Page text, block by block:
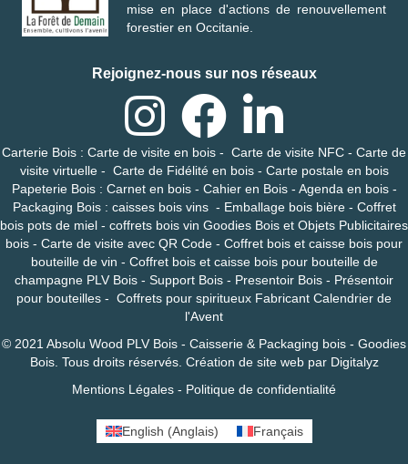
mise en place d'actions de renouvellement
forestier en Occitanie.
Rejoignez-nous sur nos réseaux
Carterie Bois : Carte de visite en bois - Carte de visite NFC - Carte de
visite virtuelle- Carte de Fidélité en bois- Carte postale en bois
Papeterie Bois: Carnet en bois- Cahier en Bois- Agenda en bois-
Packaging Bois: caisses bois vins- Emballage bois bière- Coffret
bois pots de miel - coffrets bois vin Goodies Bois et Objets Publicitaires
bois - Carte de visite avec QR Code - Coffret bois et caisse bois pour
bouteille de vin - Coffret bois et caisse bois pour bouteille de
champagne PLV Bois - Support Bois - Presentoir Bois - Présentoir
pour bouteilles - Coffrets pour spiritueux Fabricant Calendrier de
l'Avent
© 2021 Absolu Wood PLV Bois - Caisserie & Packaging bois - Goodies
Bois. Tous droits réservés. Création de site webpar Digitalyz
Mentions Légales - Politique de confidentialité
English (Anglais) Français